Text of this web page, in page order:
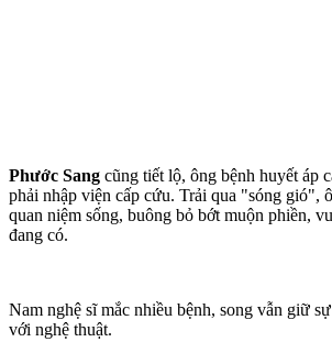
Phước Sang cũng tiết lộ, ông bệnh huyết áp
phải nhập viện cấp cứu. Trải qua "sóng gió",
quan niệm sống, buông bỏ bớt muộn phiền,
đang có.
Nam nghệ sĩ mắc nhiều bệnh, song vẫn giữ
với nghệ thuật.